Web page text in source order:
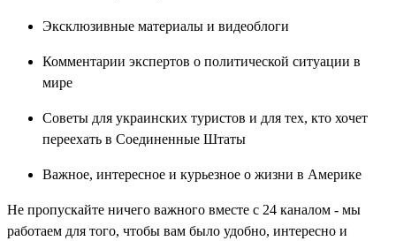
Эксклюзивные материалы и видеоблоги
Комментарии экспертов о политической ситуации в
мире
Советы для украинских туристов и для тех, кто хочет
переехать в Соединенные Штаты
Важное, интересное и курьезное о жизни в Америке
Не пропускайте ничего важного вместе с 24 каналом - мы
работаем для того, чтобы вам было удобно, интересно и